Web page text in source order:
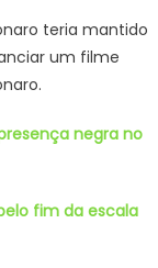
teria mantido
um filme
negra no
fim da escala